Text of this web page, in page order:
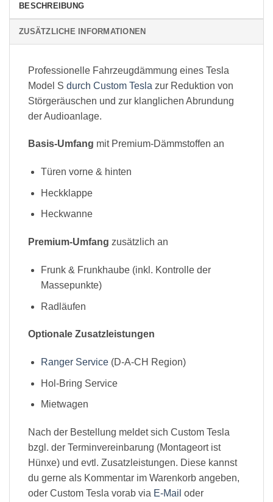
BESCHREIBUNG
ZUSÄTZLICHE INFORMATIONEN
Professionelle Fahrzeugdämmung eines Tesla
Model S durch Custom Tesla zur Reduktion von
Störgeräuschen und zur klanglichen Abrundung
der Audioanlage.
Basis-Umfang mit Premium-Dämmstoffen an
Türen vorne & hinten
Heckklappe
Heckwanne
Premium-Umfang zusätzlich an
Frunk & Frunkhaube (inkl. Kontrolle der
Massepunkte)
Radläufen
Optionale Zusatzleistungen
Ranger Service(D-A-CH Region)
Hol-Bring Service
Mietwagen
Nach der Bestellung meldet sich Custom Tesla
bzgl. der Terminvereinbarung (Montageort ist
Hünxe) und evtl. Zusatzleistungen. Diese kannst
du gerne als Kommentar im Warenkorb angeben,
oder Custom Tesla vorab via E-Mail oder